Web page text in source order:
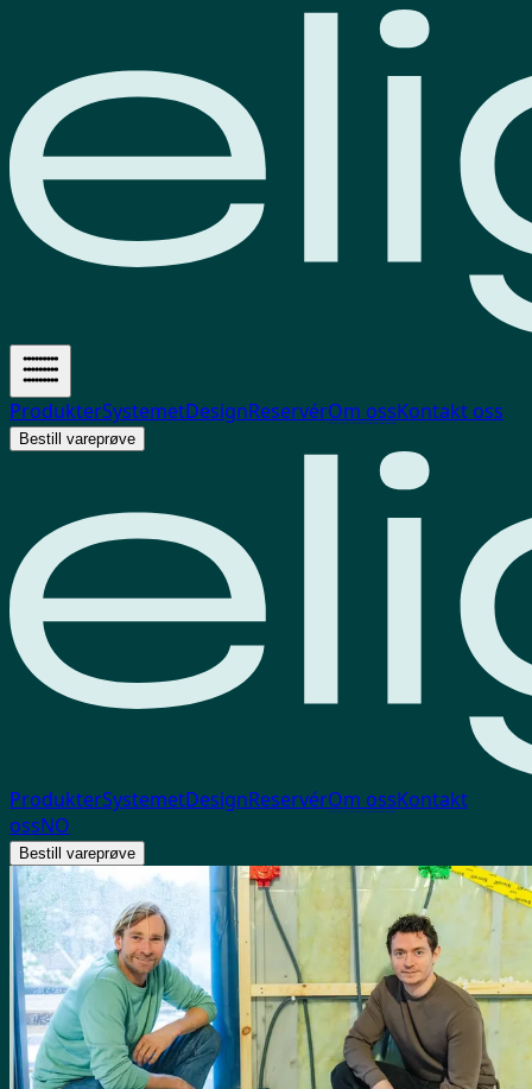
ProdukterSystemetDesignReservérOm ossKontakt oss
Bestill vareprøve
ProdukterSystemetDesignReservérOm ossKontakt
ossNO
Bestill vareprøve